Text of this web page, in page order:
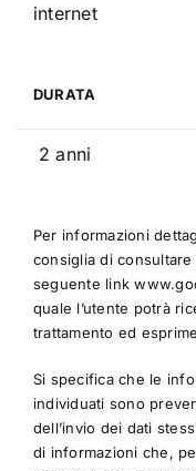
internet
DURATA
2 anni
Per informazioni
consiglia di
seguente link
quale l’utente potrà
trattamento ed
Si specifica che le
individuati sono
dell’invio dei dati
di informazioni che,